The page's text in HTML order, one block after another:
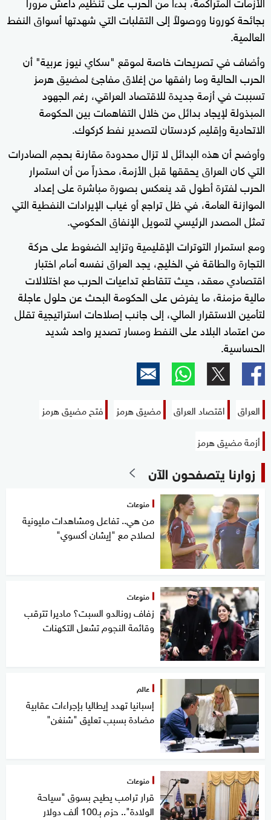
بجائحة كورونا ووصولاً إلى التقلبات التي شهدتها أسواق النفط
العالمية.
وأضاف في تصريحات خاصة لموقع "سكاي نيوز عربية" أن
الحرب الحالية وما رافقها من إغلاق مفاجئ لمضيق هرمز
تسببت في أزمة جديدة للاقتصاد العراقي، رغم الجهود
المبذولة لإيجاد بدائل من خلال التفاهمات بين الحكومة
الاتحادية وإقليم كردستان لتصدير نفط كركوك.
وأوضح أن هذه البدائل لا تزال محدودة مقارنة بحجم الصادرات
التي كان العراق يحققها قبل الأزمة، محذراً من أن استمرار
الحرب لفترة أطول قد ينعكس بصورة مباشرة على إعداد
الموازنة العامة، في ظل تراجع أو غياب الإيرادات النفطية التي
تمثل المصدر الرئيسي لتمويل الإنفاق الحكومي.
ومع استمرار التوترات الإقليمية وتزايد الضغوط على حركة
التجارة والطاقة في الخليج، يجد العراق نفسه أمام اختبار
اقتصادي معقد، حيث تتقاطع تداعيات الحرب مع اختلالات
مالية مزمنة، ما يفرض على الحكومة البحث عن حلول عاجلة
لتأمين الاستقرار المالي، إلى جانب إصلاحات استراتيجية تقلل
من اعتماد البلاد على النفط ومسار تصدير واحد شديد
الحساسية.
العراق اقتصاد العراق مضيق هرمز
فتح مضيق هرمز
أزمة مضيق هرمز
زوارنا يتصفحون الآن
منوعات
من هي.. تفاعل ومشاهدات مليونية
لصلاح مع "إيشان أكسوي"
منوعات
زفاف رونالدو السبت؟ ماديرا تترقب
وقائمة النجوم تشعل التكهنات
عالم
إسبانيا تهدد إيطاليا بإجراءات عقابية
مضادة بسبب تعليق "شنغن"
منوعات
قرار ترامب يطيح بسوق "سياحة
الولادة".. حزم بـ100 ألف دولار